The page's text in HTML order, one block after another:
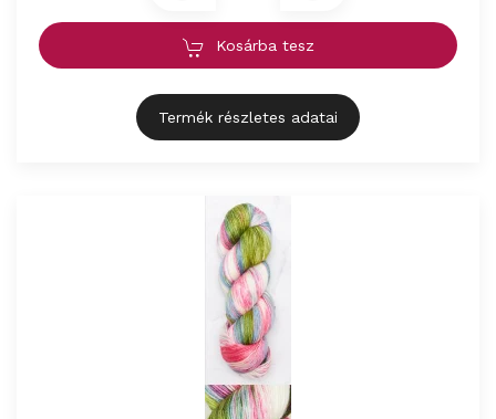
Kosárba tesz
Termék részletes adatai